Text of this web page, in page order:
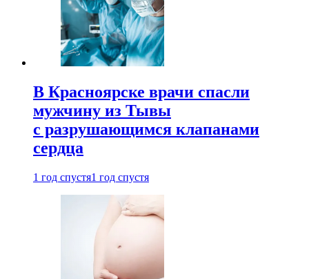
В Красноярске врачи спасли
мужчину из Тывы
с разрушающимся клапанами
сердца
1 год спустя1 год спустя